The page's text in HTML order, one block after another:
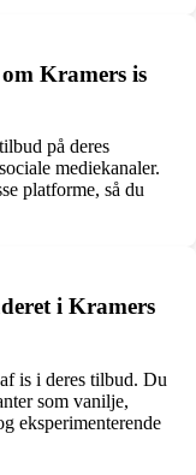
Kramers is
på deres
mediekanaler.
platforme, så du
i Kramers
is i deres tilbud. Du
som vanilje,
eksperimenterende